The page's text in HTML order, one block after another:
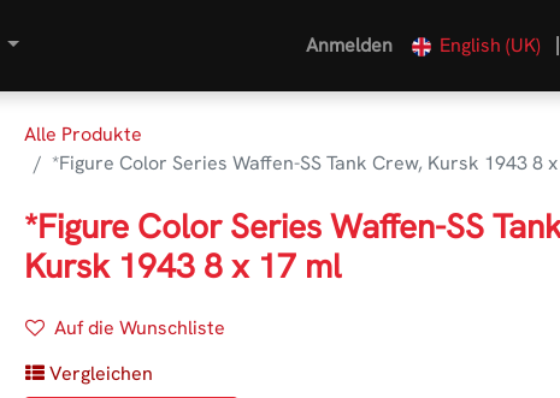
Anmelden English (UK) |
Alle Produkte
*Figure Color Series Waffen-SS Tank Crew, Kursk 1943 8
*Figure Color Series Waffen-SS
Kursk 1943 8 x 17 ml
Auf die Wunschliste
Vergleichen